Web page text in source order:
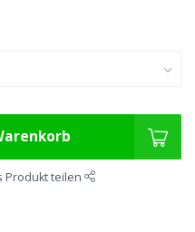
Produkt teilen